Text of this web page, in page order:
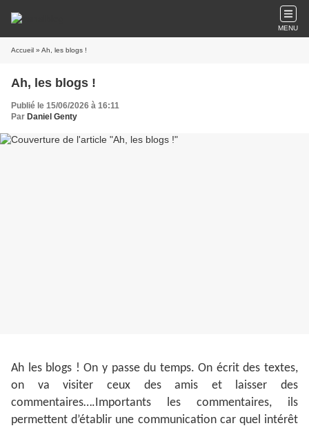
MENU
Accueil » Ah, les blogs !
Ah, les blogs !
Publié le 15/06/2026 à 16:11
Par Daniel Genty
Ah les blogs ! On y passe du temps. On écrit des textes,
on va visiter ceux des amis et laisser des
commentaires….Importants les commentaires, ils
permettent d’établir une communication car quel intérêt